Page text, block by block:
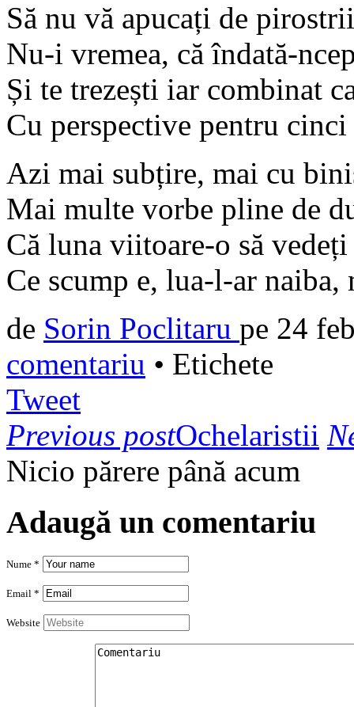
Să nu vă apucați de
Nu-i vremea, că îndată-
Și te trezești iar combinat
Cu perspective pentru
Azi mai subțire, mai cu
Mai multe vorbe pline de
Că luna viitoare-o să vedeți
Ce scump e, lua-l-ar
de Sorin Poclitaru pe 24
comentariu • Etichete
Tweet
Previous postOchelaristii
Nicio părere până acum
Adaugă un comentariu
Nume *
Email *
Website